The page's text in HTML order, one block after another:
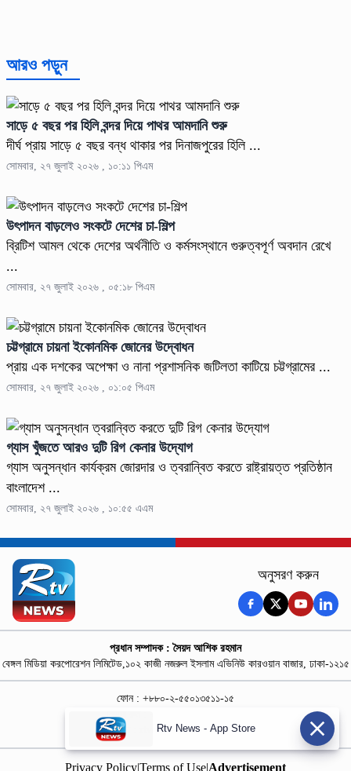
আরও পড়ুন
সাড়ে ৫ বছর পর হিলি বন্দর দিয়ে পাথর আমদানি শুরু
দীর্ঘ প্রায় সাড়ে ৫ বছর বন্ধ থাকার পর দিনাজপুরের হিলি ...
সোমবার, ২৭ জুলাই ২০২৬ , ১০:১১ পিএম
উৎপাদন বাড়লেও সংকটে দেশের চা-শিল্প
ব্রিটিশ আমল থেকে দেশের অর্থনীতি ও কর্মসংস্থানে গুরুত্বপূর্ণ অবদান রেখে
...
সোমবার, ২৭ জুলাই ২০২৬ , ০৫:১৮ পিএম
চট্টগ্রামে চায়না ইকোনমিক জোনের উদ্বোধন
প্রায় এক দশকের অপেক্ষা ও নানা প্রশাসনিক জটিলতা কাটিয়ে চট্টগ্রামের ...
সোমবার, ২৭ জুলাই ২০২৬ , ০১:০৫ পিএম
গ্যাস খুঁজতে আরও দুটি রিগ কেনার উদ্যোগ
গ্যাস অনুসন্ধান কার্যক্রম জোরদার ও ত্বরান্বিত করতে রাষ্ট্রায়ত্ত প্রতিষ্ঠান
বাংলাদেশ ...
সোমবার, ২৭ জুলাই ২০২৬ , ১০:৫৫ এএম
অনুসরণ করুন
প্রধান সম্পাদক : সৈয়দ আশিক রহমান
বেঙ্গল মিডিয়া করপোরেশন লিমিটেড,১০২ কাজী নজরুল ইসলাম এভিনিউ কারওয়ান বাজার, ঢাকা-১২১৫
ফোন : +৮৮০-২-৫৫০১৩৫১১-১৫
নিউজ রুম : +৮৮০-১৮৭৮১৮৪৩৬৯-৭০
বিজ্ঞাপন :
rtvdigitalad@gmail.com
Privacy Policy|Terms of Use|Advertisement
Rtv News - App Store